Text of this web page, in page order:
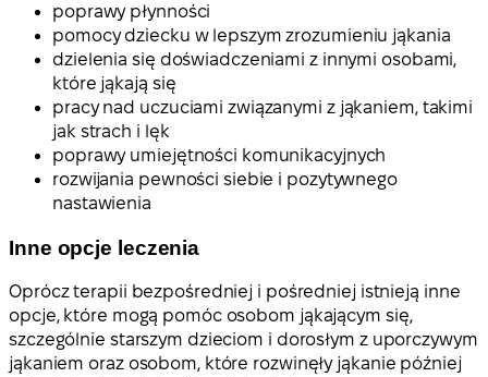
poprawy płynności
pomocy dziecku w lepszym zrozumieniu jąkania
dzielenia się doświadczeniami z innymi osobami,
które jąkają się
pracy nad uczuciami związanymi z jąkaniem, takimi
jak strach i lęk
poprawy umiejętności komunikacyjnych
rozwijania pewności siebie i pozytywnego
nastawienia
Inne opcje leczenia
Oprócz terapii bezpośredniej i pośredniej istnieją inne
opcje, które mogą pomóc osobom jąkającym się,
szczególnie starszym dzieciom i dorosłym z uporczywym
jąkaniem oraz osobom, które rozwinęły jąkanie później